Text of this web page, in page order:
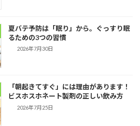
夏バテ予防は「眠り」から。ぐっすり眠
るための3つの習慣
2026年7月30日
「朝起きてすぐ」には理由があります！
ビスホスホネート製剤の正しい飲み方
2026年7月25日